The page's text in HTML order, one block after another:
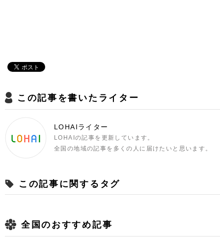
この記事を書いたライター
LOHAIライター
LOHAIの記事を更新しています。
全国の地域の記事を多くの人に届けたいと思います。
この記事に関するタグ
全国のおすすめ記事